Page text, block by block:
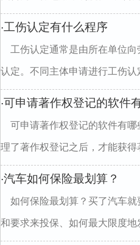
·工伤认定有什么程序
工伤认定通常是由所在单位
认定。不同主体申请进行工伤
·可申请著作权登记的软件
可申请著作权登记的软件有
理了著作权登记之后，才能获
·汽车如何保险最划算？
如何保险最划算？买了汽车
和要求来投保、如何最大限度